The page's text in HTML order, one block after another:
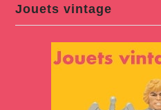
Jouets vintage